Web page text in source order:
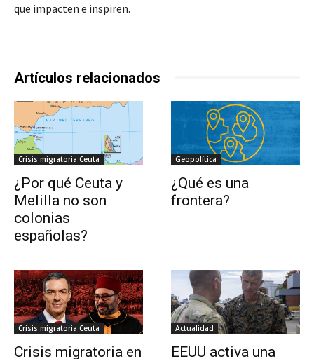
que impacten e inspiren.
Artículos relacionados
Crisis migratoria Ceuta
¿Por qué Ceuta y
Melilla no son
colonias
españolas?
Geopolítica
¿Qué es una
frontera?
Crisis migratoria Ceuta
Crisis migratoria en
Actualidad
EEUU activa una